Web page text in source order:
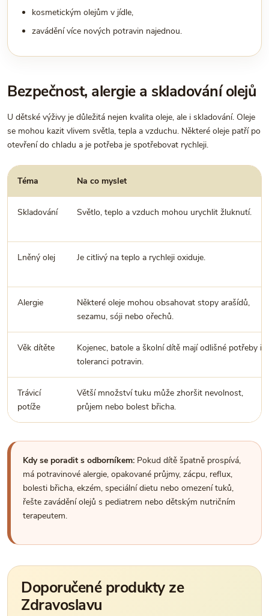
kosmetickým olejům v jídle,
zavádění více nových potravin najednou.
Bezpečnost, alergie a skladování olejů
U dětské výživy je důležitá nejen kvalita oleje, ale i skladování. Oleje
se mohou kazit vlivem světla, tepla a vzduchu. Některé oleje patří po
otevření do chladu a je potřeba je spotřebovat rychleji.
Téma Na co myslet
Skladování Světlo, teplo a vzduch mohou urychlit žluknutí.
Lněný olej Je citlivý na teplo a rychleji oxiduje.
Alergie
Některé oleje mohou obsahovat stopy arašídů,
sezamu, sóji nebo ořechů.
Věk dítěte
Kojenec, batole a školní dítě mají odlišné potřeby i
toleranci potravin.
Trávicí
potíže
Větší množství tuku může zhoršit nevolnost,
průjem nebo bolest břicha.
Kdy se poradit s odborníkem: Pokud dítě špatně prospívá,
má potravinové alergie, opakované průjmy, zácpu, reflux,
bolesti břicha, ekzém, speciální dietu nebo omezení tuků,
řešte zavádění olejů s pediatrem nebo dětským nutričním
terapeutem.
Doporučené produkty ze
Zdravoslavu